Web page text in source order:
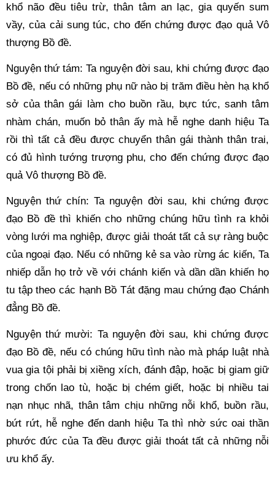
khổ não đều tiêu trừ, thân tâm an lạc, gia quyến sum
vầy, của cải sung túc, cho đến chứng được đạo quả Vô
thượng Bồ đề.
Nguyện thứ tám: Ta nguyện đời sau, khi chứng được đạo
Bồ đề, nếu có những phụ nữ nào bị trăm điều hèn hạ khổ
sở của thân gái làm cho buồn rầu, bực tức, sanh tâm
nhàm chán, muốn bỏ thân ấy mà hễ nghe danh hiệu Ta
rồi thì tất cả đều được chuyển thân gái thành thân trai,
có đủ hình tướng trượng phu, cho đến chứng được đạo
quả Vô thượng Bồ đề.
Nguyện thứ chín: Ta nguyện đời sau, khi chứng được
đạo Bồ đề thì khiến cho những chúng hữu tình ra khỏi
vòng lưới ma nghiệp, được giải thoát tất cả sự ràng buộc
của ngoại đạo. Nếu có những kẻ sa vào rừng ác kiến, Ta
nhiếp dẫn họ trở về với chánh kiến và dần dần khiến họ
tu tập theo các hạnh Bồ Tát đặng mau chứng đạo Chánh
đẳng Bồ đề.
Nguyện thứ mười: Ta nguyện đời sau, khi chứng được
đạo Bồ đề, nếu có chúng hữu tình nào mà pháp luật nhà
vua gia tội phải bị xiềng xích, đánh đập, hoặc bị giam giữ
trong chốn lao tù, hoặc bị chém giết, hoặc bị nhiều tai
nạn nhục nhã, thân tâm chịu những nỗi khổ, buồn rầu,
bứt rứt, hễ nghe đến danh hiệu Ta thì nhờ sức oai thần
phước đức của Ta đều được giải thoát tất cả những nỗi
ưu khổ ấy.